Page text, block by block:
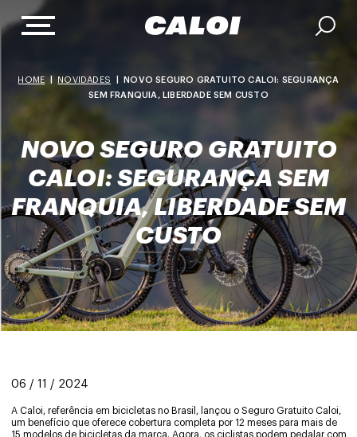
HOME NOVIDADES
NOVO SEGURO GRATUITO CALOI: SEGURANÇA
SEM FRANQUIA, LIBERDADE SEM CUSTO
NOVO SEGURO GRATUITO
CALOI: SEGURANÇA SEM
FRANQUIA, LIBERDADE SEM
CUSTO
06 / 11 / 2024
A Caloi, referência em bicicletas no Brasil, lançou o Seguro Gratuito Caloi,
um benefício que oferece cobertura completa por 12 meses para mais de
15 modelos de bicicletas da marca. Agora, os ciclistas podem pedalar com